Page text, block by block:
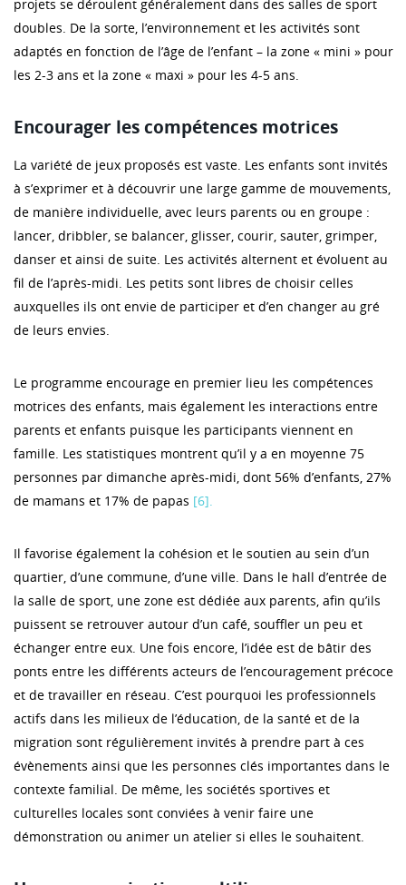
projets se déroulent généralement dans des salles de sport
doubles. De la sorte, l’environnement et les activités sont
adaptés en fonction de l’âge de l’enfant – la zone « mini » pour
les 2-3 ans et la zone « maxi » pour les 4-5 ans.
Encourager les compétences motrices
La variété de jeux proposés est vaste. Les enfants sont invités
à s’exprimer et à découvrir une large gamme de mouvements,
de manière individuelle, avec leurs parents ou en groupe :
lancer, dribbler, se balancer, glisser, courir, sauter, grimper,
danser et ainsi de suite. Les activités alternent et évoluent au
fil de l’après-midi. Les petits sont libres de choisir celles
auxquelles ils ont envie de participer et d’en changer au gré
de leurs envies.
Le programme encourage en premier lieu les compétences
motrices des enfants, mais également les interactions entre
parents et enfants puisque les participants viennent en
famille. Les statistiques montrent qu’il y a en moyenne 75
personnes par dimanche après-midi, dont 56% d’enfants, 27%
de mamans et 17% de papas [6].
Il favorise également la cohésion et le soutien au sein d’un
quartier, d’une commune, d’une ville. Dans le hall d’entrée de
la salle de sport, une zone est dédiée aux parents, afin qu’ils
puissent se retrouver autour d’un café, souffler un peu et
échanger entre eux. Une fois encore, l’idée est de bâtir des
ponts entre les différents acteurs de l’encouragement précoce
et de travailler en réseau. C’est pourquoi les professionnels
actifs dans les milieux de l’éducation, de la santé et de la
migration sont régulièrement invités à prendre part à ces
évènements ainsi que les personnes clés importantes dans le
contexte familial. De même, les sociétés sportives et
culturelles locales sont conviées à venir faire une
démonstration ou animer un atelier si elles le souhaitent.